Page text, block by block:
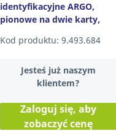
identyfikacyjne ARGO,
pionowe na dwie karty,
Kod produktu: 9.493.684
Jesteś już naszym
klientem?
Zaloguj się, aby
zobaczyć cenę